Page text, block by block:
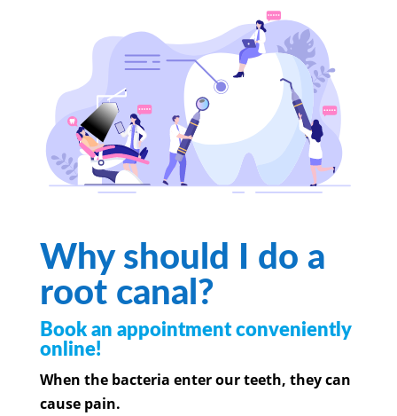
Why should I do a
root canal?
Book an appointment conveniently
online!
When the bacteria enter our teeth, they can
cause pain.